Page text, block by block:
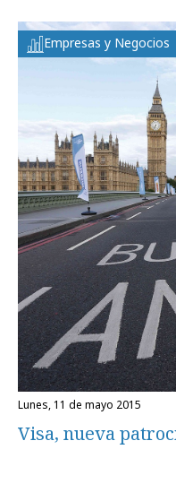
Empresas y Negocios
lunes, 11 de mayo 2015
Visa, nueva